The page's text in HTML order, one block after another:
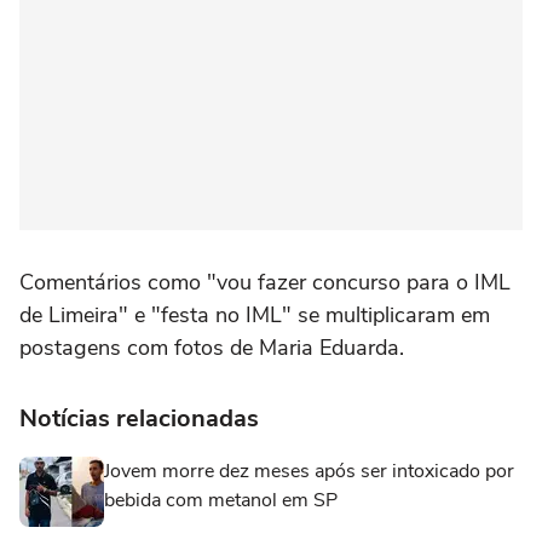
Comentários como "vou fazer concurso para o IML
de Limeira" e "festa no IML" se multiplicaram em
postagens com fotos de Maria Eduarda.
Notícias relacionadas
Jovem morre dez meses após ser intoxicado por
bebida com metanol em SP